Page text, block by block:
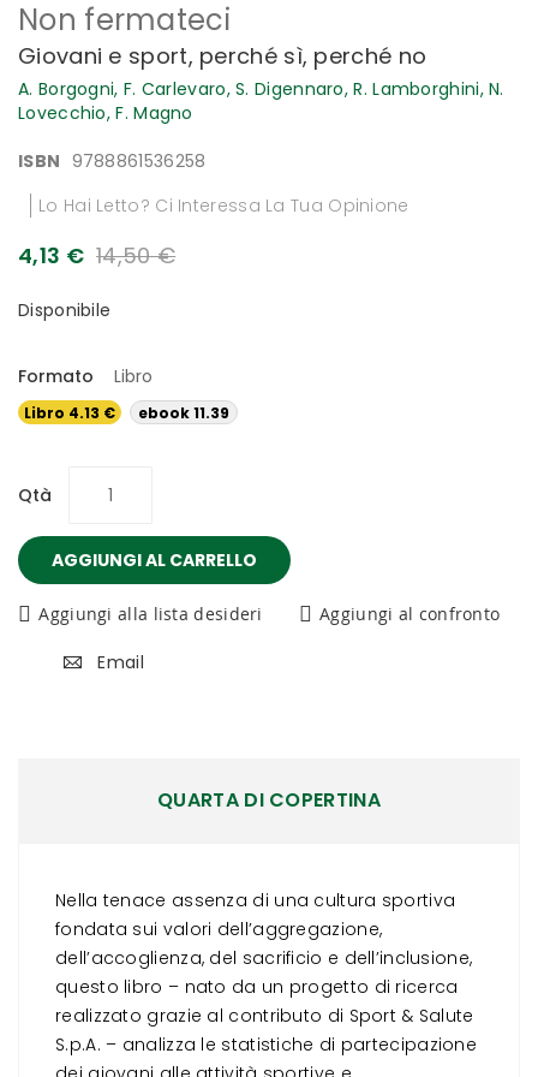
Non fermateci
Giovani e sport, perché sì, perché no
A. Borgogni, F. Carlevaro,S. Digennaro,R. Lamborghini,N.
Lovecchio,F. Magno
ISBN 9788861536258
Lo Hai Letto? Ci Interessa La Tua Opinione
4,13 € 14,50 €
Disponibile
Formato Libro
Libro 4.13 €
ebook 11.39
Qtà
AGGIUNGI AL CARRELLO
Aggiungi alla lista desideri Aggiungi al confronto
Email
all'inizio
galleria
di
immagini
QUARTA DI COPERTINA
Nella tenace assenza di una cultura sportiva
fondata sui valori dell’aggregazione,
dell’accoglienza, del sacrificio e dell’inclusione,
questo libro – nato da un progetto di ricerca
realizzato grazie al contributo di Sport & Salute
S.p.A. – analizza le statistiche di partecipazione